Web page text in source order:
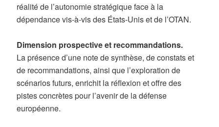
réalité de l’autonomie stratégique face à la
dépendance vis-à-vis des États-Unis et de l’OTAN.
Dimension prospective et recommandations.
La présence d’une note de synthèse, de constats et
de recommandations, ainsi que l’exploration de
scénarios futurs, enrichit la réflexion et offre des
pistes concrètes pour l’avenir de la défense
européenne.